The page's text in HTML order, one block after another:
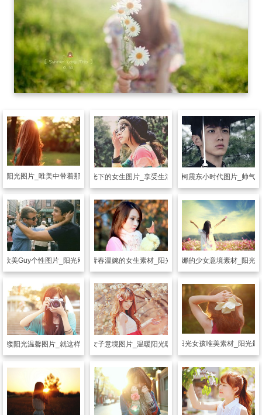
阳光图片_唯美中带着那抹小个性
另类其他 阳光下的女生图片_享受生活做个快乐人
另类其他 柯震东小时代图片_帅气
欧美Guy个性图片_阳光刚烈的Guy
另类其他 青春温婉的女生素材_阳光下的娇艳
另类其他 婀娜的少女意境素材_阳光
一缕阳光温馨图片_就这样赖在阳光下
另类其他忧伤女子意境图片_温暖阳光暖不了我的忧伤
另类其他 阳光女孩唯美素材_阳光最